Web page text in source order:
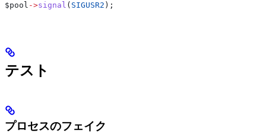
$pool ->signal ( SIGUSR2 );
テスト
プロセスのフェイク